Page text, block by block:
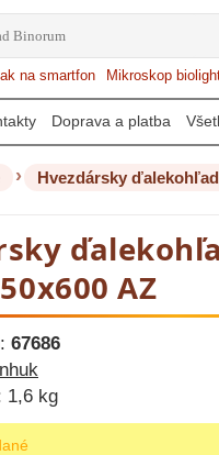
na smartfon Mikroskop
Doprava a platba
› Hvezdársky
AZ
67686
1,6 kg